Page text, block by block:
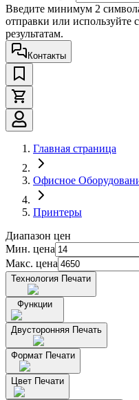
Введите минимум 2
отправки или используйте
результатам.
Контакты
Главная страница
Офисное
Принтеры
Диапазон цен
Мин. цена
Макс. цена
Технология Печати
Функции
Двусторонняя Печать
Формат Печати
Цвет Печати